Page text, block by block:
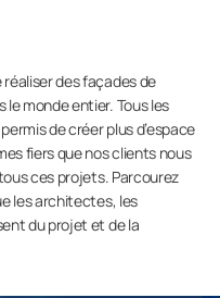
des façades de
monde entier. Tous les
de créer plus d’espace
fiers que nos clients nous
ces projets. Parcourez
les architectes, les
du projet et de la